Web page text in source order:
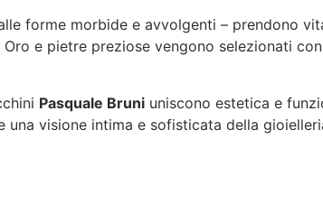
forme morbide e avvolgenti – prendono
Oro e pietre preziose vengono selezionati
Pasquale Bruni uniscono estetica e
visione intima e sofisticata della